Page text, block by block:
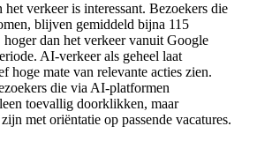
verkeer is interessant. Bezoekers die
blijven gemiddeld bijna 115
hoger dan het verkeer vanuit Google
AI-verkeer als geheel laat
hoge mate van relevante acties zien.
die via AI-platformen
toevallig doorklikken, maar
met oriëntatie op passende vacatures.